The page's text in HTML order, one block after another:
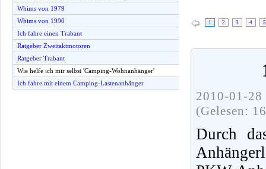
Whims von 1979
Whims von 1990
Ich fahre einen Trabant
Ratgeber Zweitaktmotoren
Ratgeber Trabant
Wie helfe ich mir selbst 'Camping-Wohnanhänger'
Ich fahre mit einem Camping-Lastenanhänger
1 2 3 4 5
2010-01-
(Gelesen:
Durch